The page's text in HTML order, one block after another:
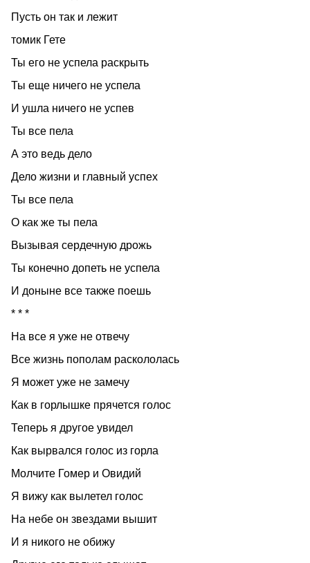
Пусть он так и лежит
томик Гете
Ты его не успела раскрыть
Ты еще ничего не успела
И ушла ничего не успев
Ты все пела
А это ведь дело
Дело жизни и главный успех
Ты все пела
О как же ты пела
Вызывая сердечную дрожь
Ты конечно допеть не успела
И доныне все также поешь
* * *
На все я уже не отвечу
Все жизнь пополам раскололась
Я может уже не замечу
Как в горлышке прячется голос
Теперь я другое увидел
Как вырвался голос из горла
Молчите Гомер и Овидий
Я вижу как вылетел голос
На небе он звездами вышит
И я никого не обижу